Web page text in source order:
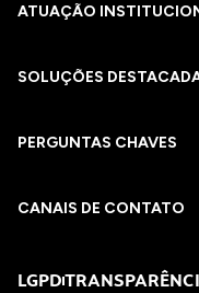
ATUAÇÃO
SOLUÇÕES
PERGUNTAS CHAVES​
CANAIS DE CONTATO
LGPD